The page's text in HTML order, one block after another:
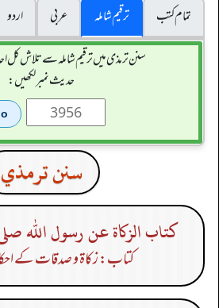
تمام کتب
ترقیم شاملہ عربی
اردو
سنن ترمذی میں ترقیم شاملہ سے تلاش کل
حدیث نمبر لکھیں:
سنن ترمذي
كتاب الزكاة عن رسول الله
کتاب: زکاۃ و صدقات کے